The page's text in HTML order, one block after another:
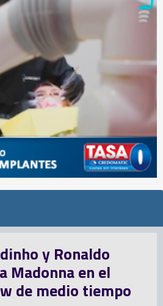
se inunda de
luego de otra desilusión